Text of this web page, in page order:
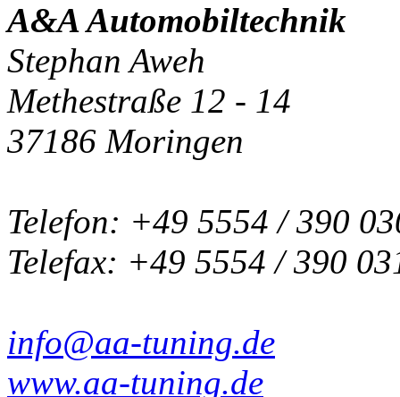
A&A Automobiltechnik
Stephan Aweh
Methestraße 12 - 14
37186 Moringen
Telefon: +49 5554 / 390
Telefax: +49 5554 / 390
info@aa-tuning.de
www.aa-tuning.de